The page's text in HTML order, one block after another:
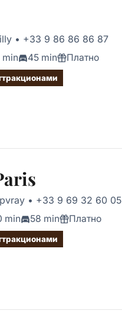
• +33 9 86 86 86 87
min 45 min Платно
• +33 9 69 32 60 05
min 58 min Платно